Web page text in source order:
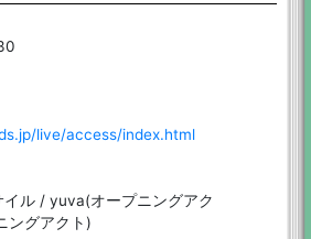
live/access/index.html
ル / yuva(オープニングアク
ングアクト)